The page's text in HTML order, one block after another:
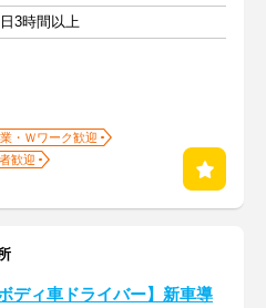
3時間以上
・Ｗワーク歓迎
歓迎
ボディ車ドライバー】新車導